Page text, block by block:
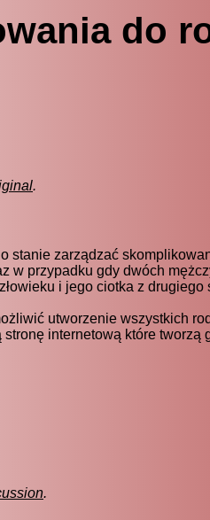
do
.
stanie zarządzać
w przypadku gdy dwóch
i jego ciotka z drugiego
utworzenie wszystkich
internetową które
.